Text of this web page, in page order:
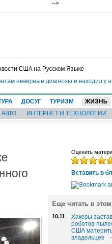
-->
США на Русском Языке
диагнозы и находил у них
ДОСУГ ТУРИЗМ ЖИЗНЬ
АВТО ИНТЕРНЕТ И ТЕХНОЛОГИИ
Оценить
Вставить в
Еще читать в
10.11
Хакеры
роботов-
США
владельцев